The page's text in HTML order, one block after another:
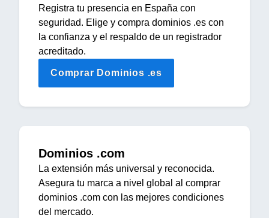
Registra tu presencia en España con
seguridad. Elige y compra dominios .es con
la confianza y el respaldo de un registrador
acreditado.
Comprar Dominios .es
Dominios .com
La extensión más universal y reconocida.
Asegura tu marca a nivel global al comprar
dominios .com con las mejores condiciones
del mercado.